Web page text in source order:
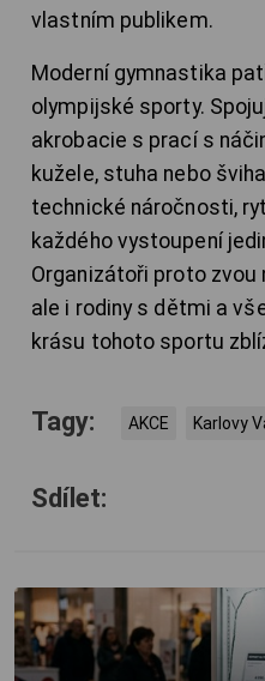
vlastním publikem.
Moderní gymnastika
olympijské sporty.
akrobacie s prací s
kužele, stuha nebo
technické náročnosti,
každého vystoupení
Organizátoři proto zvou
ale i rodiny s dětmi a
krásu tohoto sportu
Tagy: AKCE Karlovy
Sdílet: